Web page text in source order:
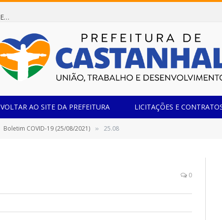
Dispensa de Licitação 085/2026 (CONTRATAÇÃO DE EMPRESA ESPECIALIZADA NA FABRICAÇÃO DE MÓVEIS SOB MEDIDA COM ESTRUTURA METÁLICA EM METALON PARA ATENDIMENTO DAS NECESSIDADES DA SALA SIMOV DA EMEF MADRE MARIA VIGANÓ)
VOLTAR AO SITE DA PREFEITURA LICITAÇÕES E
Boletim COVID-19 (25/08/2021) » 25.08
0